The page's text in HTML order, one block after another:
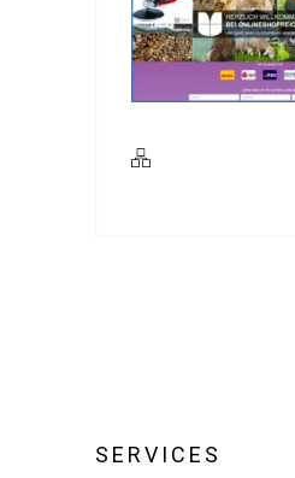
SERVICES